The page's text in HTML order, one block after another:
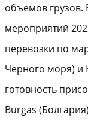
объемов грузов.
мероприятий
перевозки по
Черного моря) и
готовность
Burgas